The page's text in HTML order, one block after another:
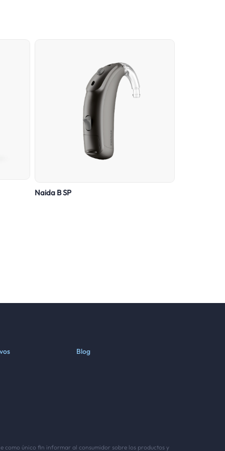
Naida B SP
Blog
como único fin informar al consumidor sobre los productos y